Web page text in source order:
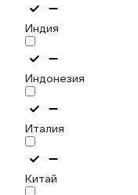
Индия
Индонезия
Италия
Китай